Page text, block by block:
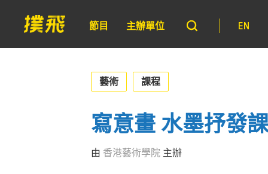
節目 主辦單位 EN
藝術 課程
寫意畫 水墨抒發課
由 香港藝術學院 主辦